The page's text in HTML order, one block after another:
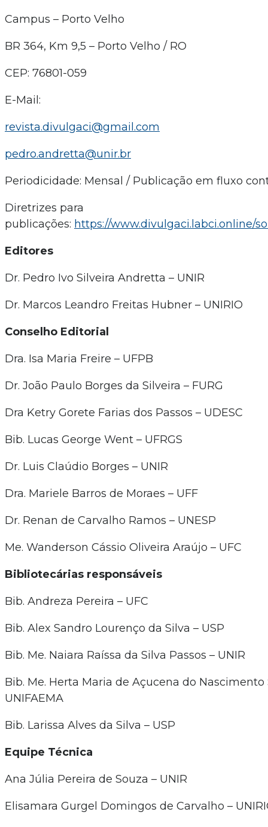
Campus – Porto Velho
BR 364, Km 9,5 – Porto Velho / RO
CEP: 76801-059
E-Mail:
revista.divulgaci@gmail.com
pedro.andretta@unir.br
Periodicidade: Mensal / Publicação em fluxo
Diretrizes para
publicações: https://www.divulgaci.labci.online/
Editores
Dr. Pedro Ivo Silveira Andretta – UNIR
Dr. Marcos Leandro Freitas Hubner – UNIRIO
Conselho Editorial
Dra. Isa Maria Freire – UFPB
Dr. João Paulo Borges da Silveira – FURG
Dra Ketry Gorete Farias dos Passos – UDESC
Bib. Lucas George Went – UFRGS
Dr. Luis Claúdio Borges – UNIR
Dra. Mariele Barros de Moraes – UFF
Dr. Renan de Carvalho Ramos – UNESP
Me. Wanderson Cássio Oliveira Araújo – UFC
Bibliotecárias responsáveis
Bib. Andreza Pereira – UFC
Bib. Alex Sandro Lourenço da Silva – USP
Bib. Me. Naiara Raíssa da Silva Passos – UNIR
Bib. Me. Herta Maria de Açucena do Nascimento
UNIFAEMA
Bib. Larissa Alves da Silva – USP
Equipe Técnica
Ana Júlia Pereira de Souza – UNIR
Elisamara Gurgel Domingos de Carvalho –